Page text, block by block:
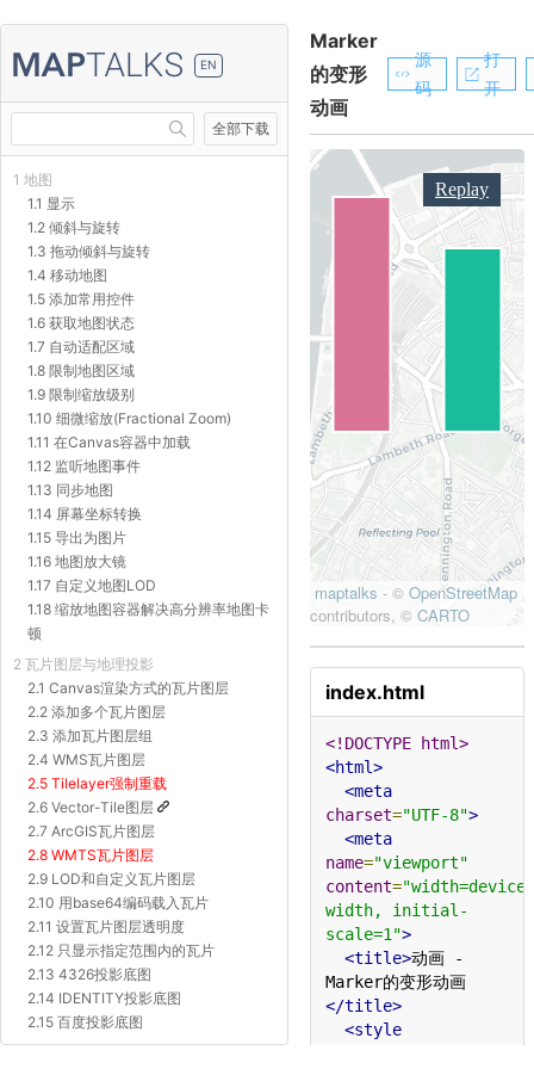
EN
全部下载
1 地图
1.1 显示
1.2 倾斜与旋转
1.3 拖动倾斜与旋转
1.4 移动地图
1.5 添加常用控件
1.6 获取地图状态
1.7 自动适配区域
1.8 限制地图区域
1.9 限制缩放级别
1.10 细微缩放(Fractional Zoom)
1.11 在Canvas容器中加载
1.12 监听地图事件
1.13 同步地图
1.14 屏幕坐标转换
1.15 导出为图片
1.16 地图放大镜
1.17 自定义地图LOD
1.18 缩放地图容器解决高分辨率地图卡
顿
2 瓦片图层与地理投影
2.1 Canvas渲染方式的瓦片图层
2.2 添加多个瓦片图层
2.3 添加瓦片图层组
2.4 WMS瓦片图层
2.5 Tilelayer强制重载
2.6 Vector-Tile图层
2.7 ArcGIS瓦片图层
2.8 WMTS瓦片图层
2.9 LOD和自定义瓦片图层
2.10 用base64编码载入瓦片
2.11 设置瓦片图层透明度
2.12 只显示指定范围内的瓦片
2.13 4326投影底图
2.14 IDENTITY投影底图
2.15 百度投影底图
2.16 Proj4js自定义投影底图
Marker
的变形
动画
源
码
打
开
index.html
<!DOCTYPE html>
<html>
<meta
charset="UTF-8">
<meta
name="viewport"
content="width=device-
width, initial-
scale=1">
<title>动画 -
Marker的变形动画
</title>
<style